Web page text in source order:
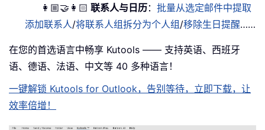
👩🏼‍🤝‍👩🏻 联系人与日历：批量从选定邮件中提取
添加联系人/将联系人组拆分为个人组 /移除生日提醒……
在您的首选语言中畅享 Kutools —— 支持英语、西班牙
语、德语、法语、中文等 40 多种语言！
一键解锁 Kutools for Outlook，告别等待，立即下载，让
效率倍增！